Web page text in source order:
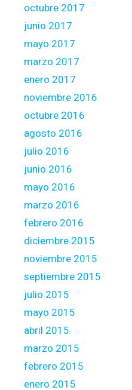
octubre 2017
junio 2017
mayo 2017
marzo 2017
enero 2017
noviembre 2016
octubre 2016
agosto 2016
julio 2016
junio 2016
mayo 2016
marzo 2016
febrero 2016
diciembre 2015
noviembre 2015
septiembre 2015
julio 2015
mayo 2015
abril 2015
marzo 2015
febrero 2015
enero 2015